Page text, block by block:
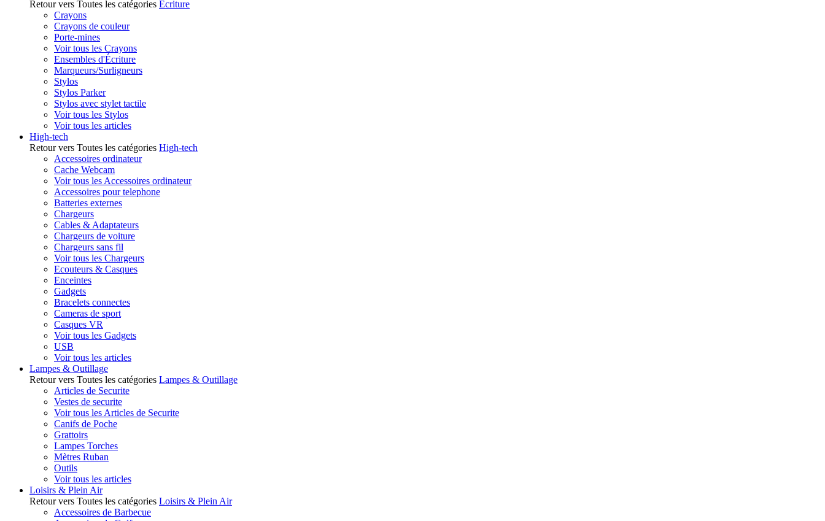
Retour vers Toutes les catégories Ecriture
Crayons
Crayons de couleur
Porte-mines
Voir tous les Crayons
Ensembles d'Écriture
Marqueurs/Surligneurs
Stylos
Stylos Parker
Stylos avec stylet tactile
Voir tous les Stylos
Voir tous les articles
High-tech
Retour vers Toutes les catégories High-tech
Accessoires ordinateur
Cache Webcam
Voir tous les Accessoires ordinateur
Accessoires pour telephone
Batteries externes
Chargeurs
Cables & Adaptateurs
Chargeurs de voiture
Chargeurs sans fil
Voir tous les Chargeurs
Ecouteurs & Casques
Enceintes
Gadgets
Bracelets connectes
Cameras de sport
Casques VR
Voir tous les Gadgets
USB
Voir tous les articles
Lampes & Outillage
Retour vers Toutes les catégories Lampes & Outillage
Articles de Securite
Vestes de securite
Voir tous les Articles de Securite
Canifs de Poche
Grattoirs
Lampes Torches
Mètres Ruban
Outils
Voir tous les articles
Loisirs & Plein Air
Retour vers Toutes les catégories Loisirs & Plein Air
Accessoires de Barbecue